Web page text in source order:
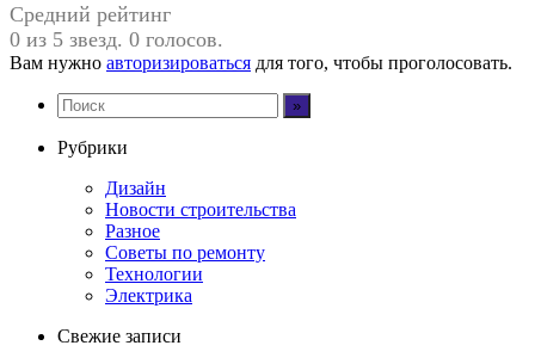
Средний рейтинг
0 из 5 звезд. 0 голосов.
Вам нужно авторизироваться для того, чтобы проголосовать.
Рубрики
Дизайн
Новости строительства
Разное
Советы по ремонту
Технологии
Электрика
Свежие записи